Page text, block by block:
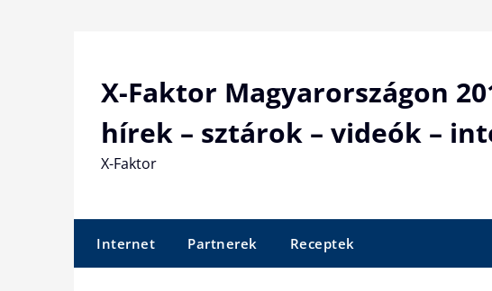
X-Faktor Magyarországon
hírek – sztárok – videók –
X-Faktor
Internet Partnerek Receptek